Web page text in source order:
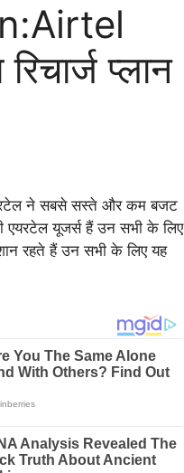
प्लान
ने सबसे सस्ते और कम बजट
एयरटेल यूजर्स हैं उन सभी के लिए
रहते हैं उन सभी के लिए यह